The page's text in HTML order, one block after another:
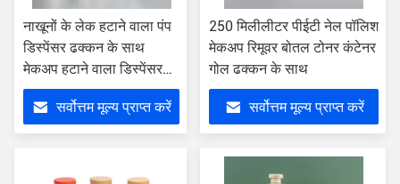
नाखूनों के लेक हटाने वाला पंप
डिस्पेंसर ढक्कन के साथ
मेकअप हटाने वाला डिस्पेंसर
120ml 500ml
सर्वोत्तम मूल्य प्राप्त करें
250 मिलीलीटर पीईटी नेल पॉलिश
मेकअप रिमूवर बोतल टोनर कंटेनर
गोल ढक्कन के साथ
सर्वोत्तम मूल्य प्राप्त करें